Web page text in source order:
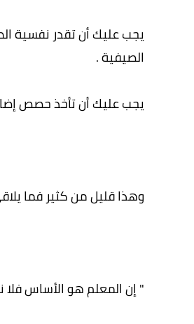
يجب عليك أن تقدر نفسية
الصيفية .
يجب عليك أن تأخذ حصص
وهذا قليل من كثير فما
" إن المعلم هو الأساس